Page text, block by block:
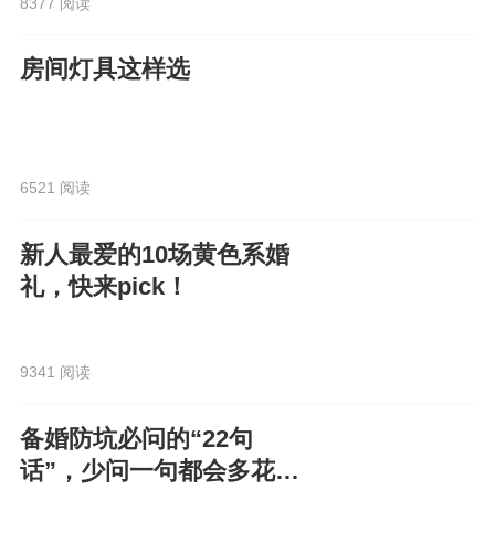
房间灯具这样选
6521 阅读
新人最爱的10场黄色系婚
礼，快来pick！
9341 阅读
备婚防坑必问的“22句
话”，少问一句都会多花